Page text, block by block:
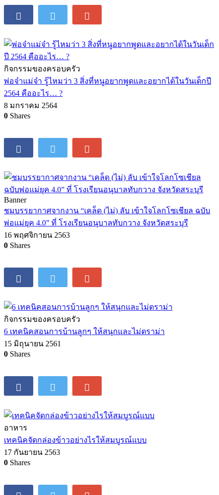
กิจกรรมของครอบครัว
พ่อจ๋าแม่จ๋า รู้ไหมว่า 3 สิ่งที่หนูอยากพูดและอยากได้ในวันเด็กปี
2564 คืออะไร… ?
8 มกราคม 2564
0 Shares
Banner
ชมบรรยากาศจากงาน “เคล็ด (ไม่) ลับ เข้าใจโลกโซเชียล ฉบับ
พ่อแม่ยุค 4.0” ที่ โรงเรียนอนุบาลทับกวาง จังหวัดสระบุรี
16 พฤศจิกายน 2563
0 Shares
กิจกรรมของครอบครัว
6 เทคนิคสอนการบ้านลูกๆ ให้สนุกและไม่ดราม่า
15 มิถุนายน 2561
0 Shares
อาหาร
เทคนิคจัดกล่องข้าวอย่างไรให้สมบูรณ์แบบ
17 กันยายน 2563
0 Shares